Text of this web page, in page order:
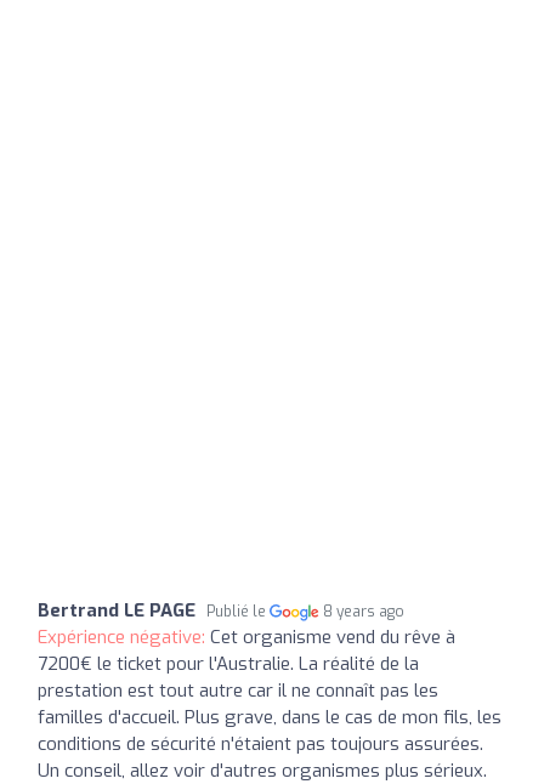
Bertrand LE PAGE Publié le 8 years ago
Expérience négative: Cet organisme vend du rêve à
7200€ le ticket pour l'Australie. La réalité de la
prestation est tout autre car il ne connaît pas les
familles d'accueil. Plus grave, dans le cas de mon fils, les
conditions de sécurité n'étaient pas toujours assurées.
Un conseil, allez voir d'autres organismes plus sérieux.